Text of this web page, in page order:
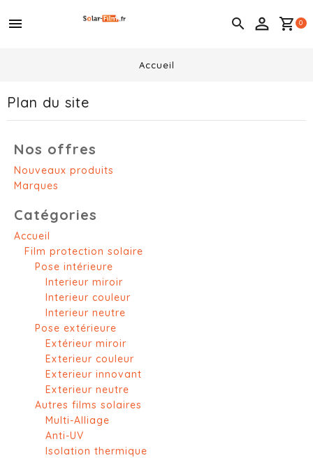
menu shopping_cart 0

Accueil
Plan du site
Nos offres
Nouveaux produits
Marques
Catégories
Accueil
Film protection solaire
Pose intérieure
Interieur miroir
Interieur couleur
Interieur neutre
Pose extérieure
Extérieur miroir
Exterieur couleur
Exterieur innovant
Exterieur neutre
Autres films solaires
Multi-Alliage
Anti-UV
Isolation thermique